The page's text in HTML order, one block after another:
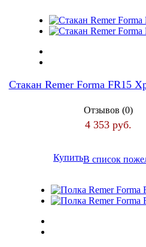
Стакан Remer Forma FR15
Отзывов (0)
4 353 руб.
КупитьВ список